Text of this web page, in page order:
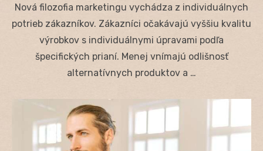
Nová filozofia marketingu vychádza z individuálnych
potrieb zákazníkov. Zákazníci očakávajú vyššiu kvalitu
výrobkov s individuálnymi úpravami podľa
špecifických prianí. Menej vnímajú odlišnosť
alternatívnych produktov a …